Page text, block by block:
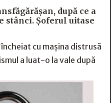
după ce a
stânci. Șoferul uitase
cu mașina distrusă
a luat-o la vale după